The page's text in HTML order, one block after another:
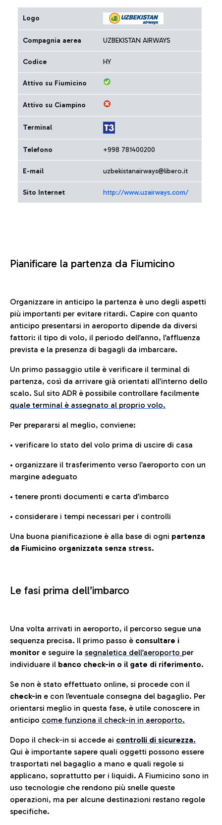
Logo
Compagnia aerea UZBEKISTAN AIRWAYS
Codice HY
Attivo su Fiumicino
Attivo su Ciampino
Terminal
Telefono +998 781400200
E-mail uzbekistanairways@libero.it
Sito Internet http://www.uzairways.com/
Pianificare la partenza da Fiumicino
Organizzare in anticipo la partenza è uno degli aspetti
più importanti per evitare ritardi. Capire con quanto
anticipo presentarsi in aeroporto dipende da diversi
fattori: il tipo di volo, il periodo dell’anno, l’affluenza
prevista e la presenza di bagagli da imbarcare.
Un primo passaggio utile è verificare il terminal di
partenza, così da arrivare già orientati all’interno dello
scalo. Sul sito ADR è possibile controllare facilmente
quale terminal è assegnato al proprio volo.
Per prepararsi al meglio, conviene:
• verificare lo stato del volo prima di uscire di casa
• organizzare il trasferimento verso l’aeroporto con un
margine adeguato
• tenere pronti documenti e carta d’imbarco
• considerare i tempi necessari per i controlli
Una buona pianificazione è alla base di ogni partenza
da Fiumicino organizzata senza stress.
Le fasi prima dell’imbarco
Una volta arrivati in aeroporto, il percorso segue una
sequenza precisa. Il primo passo è consultare i
monitor e seguire la segnaletica dell’aeroporto per
individuare il banco check-in o il gate di riferimento.
Se non è stato effettuato online, si procede con il
check-in e con l’eventuale consegna del bagaglio. Per
orientarsi meglio in questa fase, è utile conoscere in
anticipo come funziona il check-in in aeroporto.
Dopo il check-in si accede ai controlli di sicurezza.
Qui è importante sapere quali oggetti possono essere
trasportati nel bagaglio a mano e quali regole si
applicano, soprattutto per i liquidi. A Fiumicino sono in
uso tecnologie che rendono più snelle queste
operazioni, ma per alcune destinazioni restano regole
specifiche.